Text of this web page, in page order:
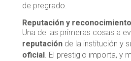
de pregrado.
Reputación y
Una de las primeras cosas a
reputaciónde la institución y
oficial . El prestigio importa, y